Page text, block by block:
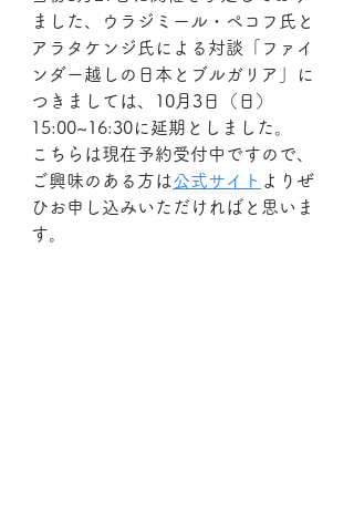
ました、ウラジミール・ペコフ氏と
アラタケンジ氏による対談「ファイ
ンダー越しの日本とブルガリア」に
つきましては、10月3日（日）
15:00~16:30に延期としました。
こちらは現在予約受付中ですので、
ご興味のある方は公式サイト よりぜ
ひお申し込みいただければと思いま
す。